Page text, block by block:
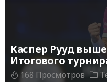
Каспер Рууд
Итогового
168 Просмотров